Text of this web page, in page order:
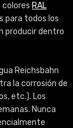
RAL
para todos los
producir dentro
Reichsbahn
la corrosión de
etc.). Los
Nunca
pedido